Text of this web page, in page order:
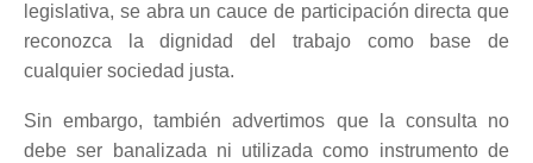
legislativa, se abra un cauce de participación directa que
reconozca la dignidad del trabajo como base de
cualquier sociedad justa.
Sin embargo, también advertimos que la consulta no
debe ser banalizada ni utilizada como instrumento de